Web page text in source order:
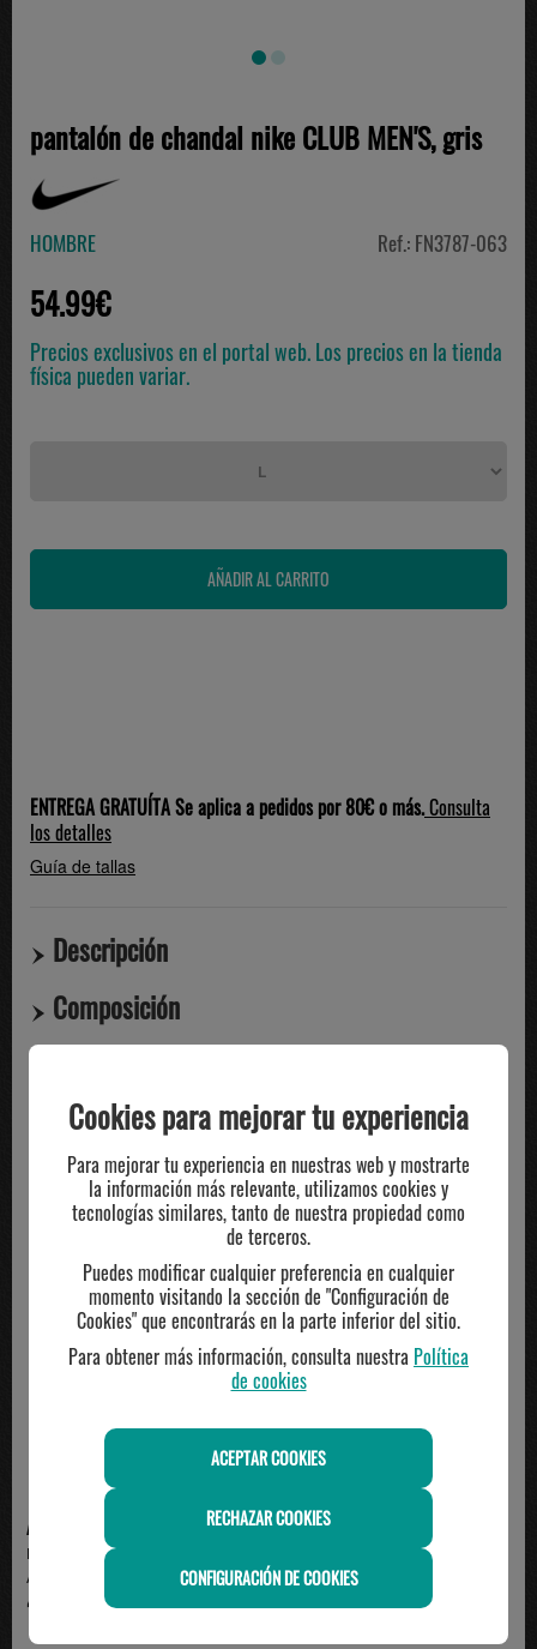
pantalón de chandal nike CLUB MEN'S, gris
HOMBRE Ref.: FN3787-063
54.99€
Precios exclusivos en el portal web. Los precios en la tienda
física pueden variar.
ENTREGA GRATUÍTA Se aplica a pedidos por 80€ o más.Consulta
los detalles
Guía de tallas
Descripción
Composición
TE PUEDE INTERESAR
ADIDAS
Pantalón de Chándal Adidas
Algodón 3 Bandas con...
49.95€
ADIDAS
pantalón adidas tres bandas
hombre con puño, ve...
49.95€
Cookies para mejorar tu experiencia
Para mejorar tu experiencia en nuestras web y mostrarte
la información más relevante, utilizamos cookies y
tecnologías similares, tanto de nuestra propiedad como
de terceros.
Puedes modificar cualquier preferencia en cualquier
momento visitando la sección de "Configuración de
Cookies" que encontrarás en la parte inferior del sitio.
Para obtener más información, consulta nuestra Política
de cookies
ACEPTAR COOKIES
RECHAZAR COOKIES
CONFIGURACIÓN DE COOKIES